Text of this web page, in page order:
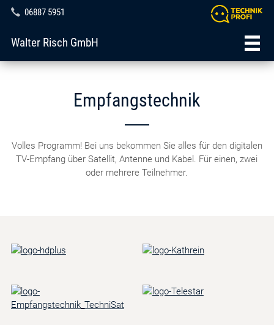
06887 5951
Walter Risch GmbH
Empfangstechnik
Volles Programm! Bei uns bekommen Sie alles für den digitalen
TV-Empfang über Satellit, Antenne und Kabel. Für einen, zwei
oder mehrere Teilnehmer.